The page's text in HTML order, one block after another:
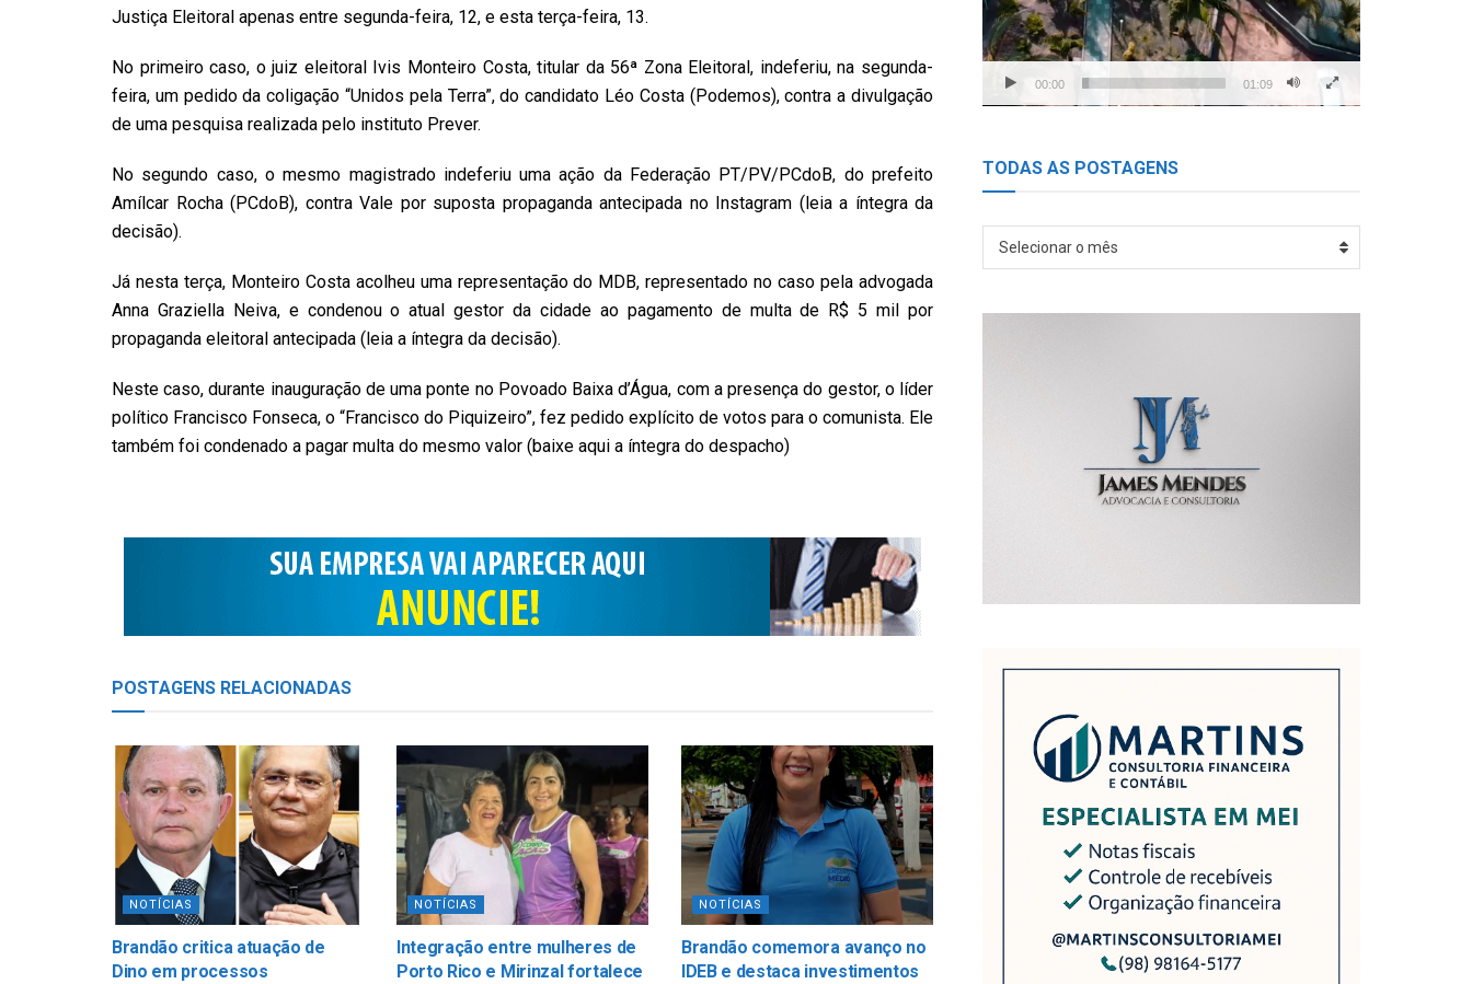
Justiça Eleitoral apenas entre segunda-feira, 12, e esta terça-feira, 13.
No primeiro caso, o juiz eleitoral Ivis Monteiro Costa, titular da 56ª Zona Eleitoral, indeferiu, na segunda-
feira, um pedido da coligação “Unidos pela Terra”, do candidato Léo Costa (Podemos), contra a divulgação
de uma pesquisa realizada pelo instituto Prever.
No segundo caso, o mesmo magistrado indeferiu uma ação da Federação PT/PV/PCdoB, do prefeito
Amílcar Rocha (PCdoB), contra Vale por suposta propaganda antecipada no Instagram (leia a íntegra da
decisão).
Já nesta terça, Monteiro Costa acolheu uma representação do MDB, representado no caso pela advogada
Anna Graziella Neiva, e condenou o atual gestor da cidade ao pagamento de multa de R$ 5 mil por
propaganda eleitoral antecipada (leia a íntegra da decisão).
Neste caso, durante inauguração de uma ponte no Povoado Baixa d’Água, com a presença do gestor, o líder
político Francisco Fonseca, o “Francisco do Piquizeiro”, fez pedido explícito de votos para o comunista. Ele
também foi condenado a pagar multa do mesmo valor (baixe aqui a íntegra do despacho)
POSTAGENS RELACIONADAS
NOTÍCIAS
Brandão critica atuação de
Dino em processos
NOTÍCIAS
Integração entre mulheres de
Porto Rico e Mirinzal fortalece
NOTÍCIAS
Brandão comemora avanço no
IDEB e destaca investimentos
00:00 01:09
TODAS AS POSTAGENS
TODAS
Selecionar o mês